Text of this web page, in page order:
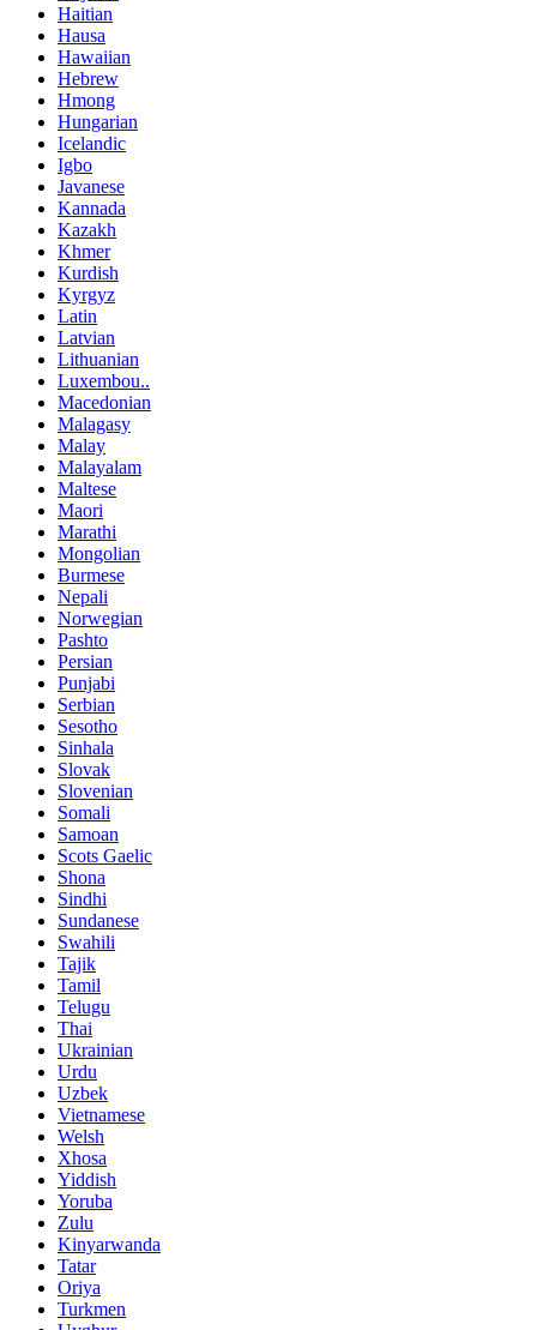
Haitian
Hausa
Hawaiian
Hebrew
Hmong
Hungarian
Icelandic
Igbo
Javanese
Kannada
Kazakh
Khmer
Kurdish
Kyrgyz
Latin
Latvian
Lithuanian
Luxembou..
Macedonian
Malagasy
Malay
Malayalam
Maltese
Maori
Marathi
Mongolian
Burmese
Nepali
Norwegian
Pashto
Persian
Punjabi
Serbian
Sesotho
Sinhala
Slovak
Slovenian
Somali
Samoan
Scots Gaelic
Shona
Sindhi
Sundanese
Swahili
Tajik
Tamil
Telugu
Thai
Ukrainian
Urdu
Uzbek
Vietnamese
Welsh
Xhosa
Yiddish
Yoruba
Zulu
Kinyarwanda
Tatar
Oriya
Turkmen